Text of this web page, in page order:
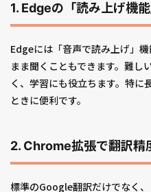
1. Edgeの「読み上げ機
Edgeには「音声で読み上げ」
まま聞くこともできます。難し
く、学習にも役立ちます。特に
ときに便利です。
2. Chrome拡張で翻訳精
標準のGoogle翻訳だけでなく